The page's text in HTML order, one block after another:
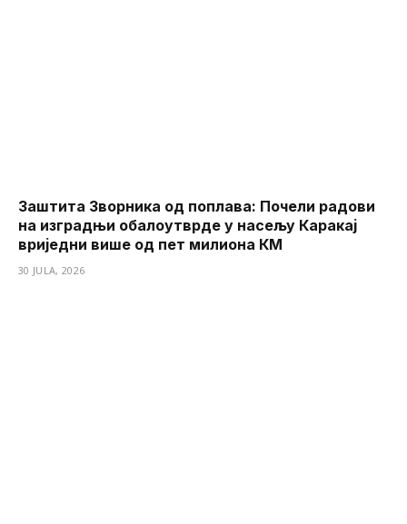
Заштита Зворника од поплава: Почели радови
на изградњи обалоутврде у насељу Каракај
вриједни више од пет милиона КМ
30 JULA, 2026